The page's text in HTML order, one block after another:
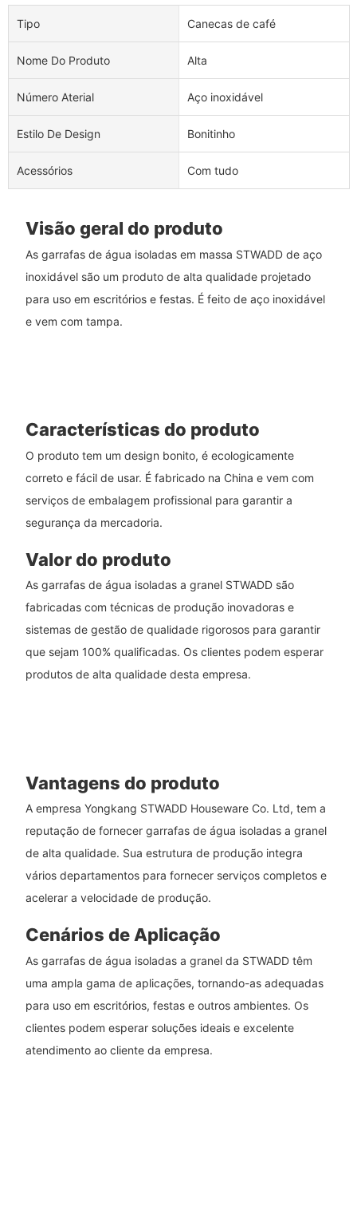
Tipo Canecas de café
Nome Do Produto Alta
Número Aterial Aço inoxidável
Estilo De Design Bonitinho
Acessórios Com tudo
Visão geral do produto
As garrafas de água isoladas em massa STWADD de aço
inoxidável são um produto de alta qualidade projetado
para uso em escritórios e festas. É feito de aço inoxidável
e vem com tampa.
Características do produto
O produto tem um design bonito, é ecologicamente
correto e fácil de usar. É fabricado na China e vem com
serviços de embalagem profissional para garantir a
segurança da mercadoria.
Valor do produto
As garrafas de água isoladas a granel STWADD são
fabricadas com técnicas de produção inovadoras e
sistemas de gestão de qualidade rigorosos para garantir
que sejam 100% qualificadas. Os clientes podem esperar
produtos de alta qualidade desta empresa.
Vantagens do produto
A empresa Yongkang STWADD Houseware Co. Ltd, tem a
reputação de fornecer garrafas de água isoladas a granel
de alta qualidade. Sua estrutura de produção integra
vários departamentos para fornecer serviços completos e
acelerar a velocidade de produção.
Cenários de Aplicação
As garrafas de água isoladas a granel da STWADD têm
uma ampla gama de aplicações, tornando-as adequadas
para uso em escritórios, festas e outros ambientes. Os
clientes podem esperar soluções ideais e excelente
atendimento ao cliente da empresa.